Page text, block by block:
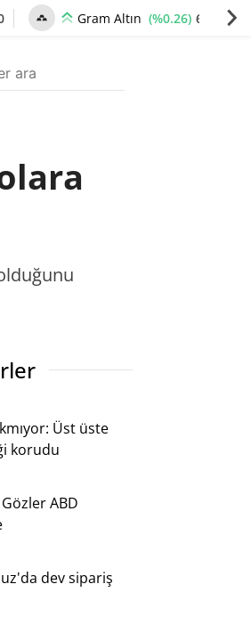
Gram Altın (%0.26) 6512.85
Üst üste
korudu
ABD
dev sipariş